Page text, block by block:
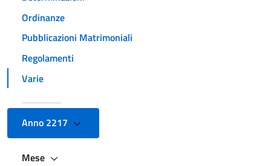
Ordinanze
Pubblicazioni Matrimoniali
Regolamenti
Varie
Anno 2217
Mese